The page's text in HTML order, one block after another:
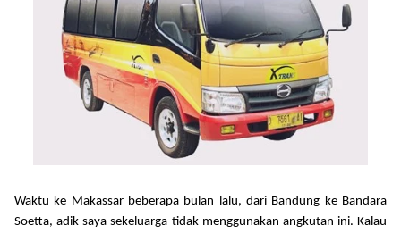
Waktu ke Makassar beberapa bulan lalu, dari Bandung ke Bandara
Soetta, adik saya sekeluarga tidak menggunakan angkutan ini. Kalau